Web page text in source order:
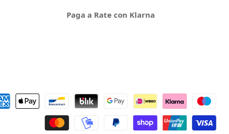
Paga a Rate con Klarna